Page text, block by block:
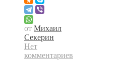
от Михаил
Секерин
Нет
комментариев